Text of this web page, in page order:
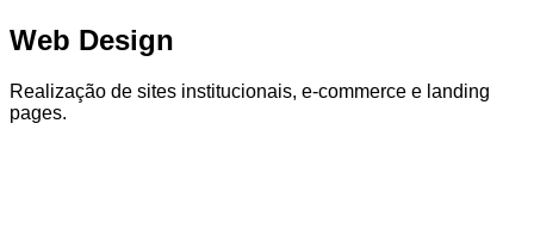
Web Design
Realização de sites institucionais, e-commerce e landing
pages.